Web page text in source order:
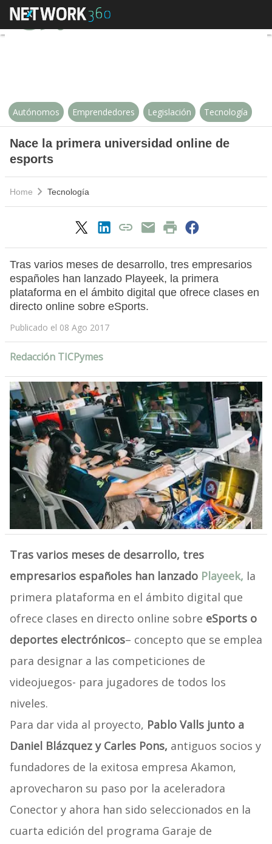
Nace la primera universidad
Autónomos Emprendedores Legislación Tecnología
Nace la primera universidad online de
esports
Home Tecnología
Tras varios meses de desarrollo, tres empresarios
españoles han lanzado Playeek, la primera
plataforma en el ámbito digital que ofrece clases en
directo online sobre eSports.
Publicado el 08 Ago 2017
Redacción TICPymes
Tras varios meses de desarrollo, tres
empresarios españoles han lanzado Playeek, la
primera plataforma en el ámbito digital que
ofrece clases en directo online sobre eSports o
deportes electrónicos– concepto que se emplea
para designar a las competiciones de
videojuegos- para jugadores de todos los
niveles.
Para dar vida al proyecto, Pablo Valls junto a
Daniel Blázquez y Carles Pons, antiguos socios y
fundadores de la exitosa empresa Akamon,
aprovecharon su paso por la aceleradora
Conector y ahora han sido seleccionados en la
cuarta edición del programa Garaje de